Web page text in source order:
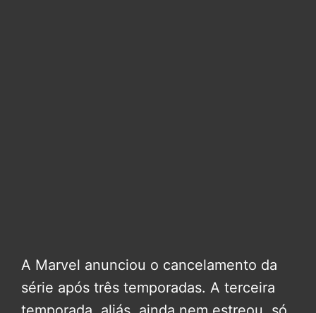
A Marvel anunciou o cancelamento da
série após três temporadas. A terceira